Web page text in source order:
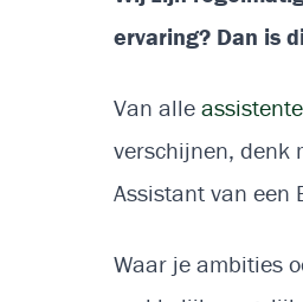
ervaring? Dan is
Van alle
verschijnen, denk
Assistant van een
Waar je ambities